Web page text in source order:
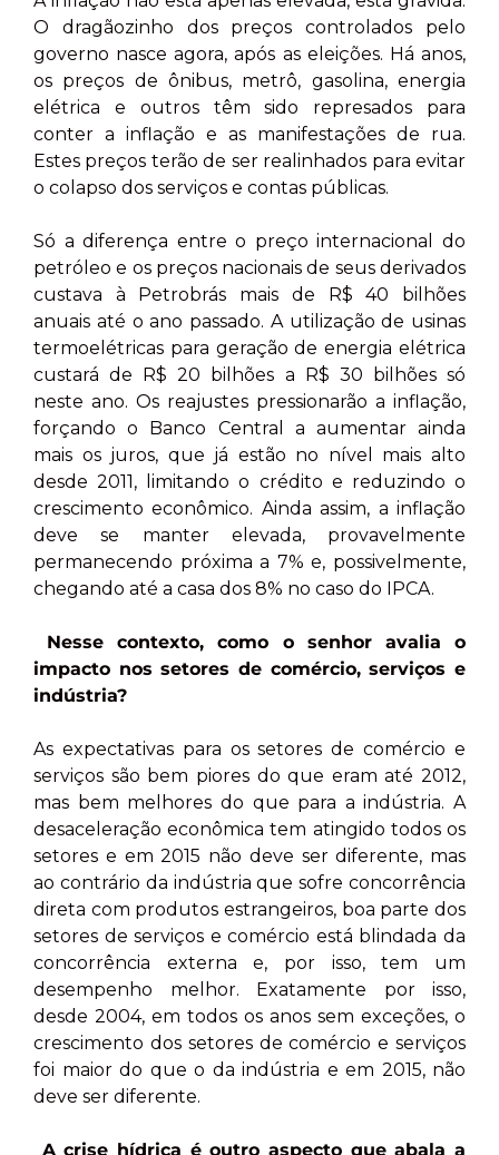
O dragãozinho dos preços controlados pelo
governo nasce agora, após as eleições. Há anos,
os preços de ônibus, metrô, gasolina, energia
elétrica e outros têm sido represados para
conter a inflação e as manifestações de rua.
Estes preços terão de ser realinhados para evitar
o colapso dos serviços e contas públicas.
Só a diferença entre o preço internacional do
petróleo e os preços nacionais de seus derivados
custava à Petrobrás mais de R$ 40 bilhões
anuais até o ano passado. A utilização de usinas
termoelétricas para geração de energia elétrica
custará de R$ 20 bilhões a R$ 30 bilhões só
neste ano. Os reajustes pressionarão a inflação,
forçando o Banco Central a aumentar ainda
mais os juros, que já estão no nível mais alto
desde 2011, limitando o crédito e reduzindo o
crescimento econômico. Ainda assim, a inflação
deve se manter elevada, provavelmente
permanecendo próxima a 7% e, possivelmente,
chegando até a casa dos 8% no caso do IPCA.
Nesse contexto, como o senhor avalia o
impacto nos setores de comércio, serviços e
indústria?
As expectativas para os setores de comércio e
serviços são bem piores do que eram até 2012,
mas bem melhores do que para a indústria. A
desaceleração econômica tem atingido todos os
setores e em 2015 não deve ser diferente, mas
ao contrário da indústria que sofre concorrência
direta com produtos estrangeiros, boa parte dos
setores de serviços e comércio está blindada da
concorrência externa e, por isso, tem um
desempenho melhor. Exatamente por isso,
desde 2004, em todos os anos sem exceções, o
crescimento dos setores de comércio e serviços
foi maior do que o da indústria e em 2015, não
deve ser diferente.
A crise hídrica é outro aspecto que abala a